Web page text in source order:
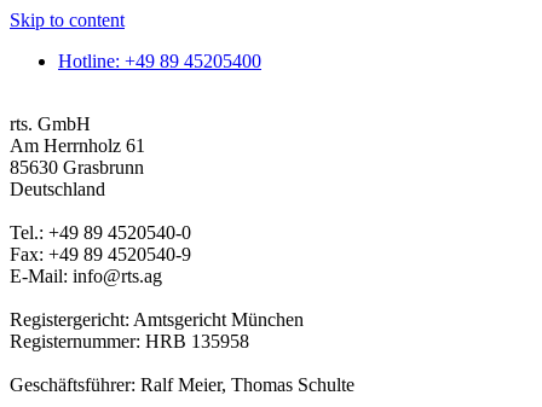
Skip to content
Hotline: +49 89 45205400
rts. GmbH
Am Herrnholz 61
85630 Grasbrunn
Deutschland
Tel.: +49 89 4520540-0
Fax: +49 89 4520540-9
E-Mail: info@rts.ag
Registergericht: Amtsgericht München
Registernummer: HRB 135958
Geschäftsführer: Ralf Meier, Thomas Schulte